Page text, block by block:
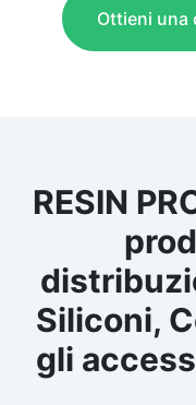
Ottieni una
RESIN
Siliconi,
gli